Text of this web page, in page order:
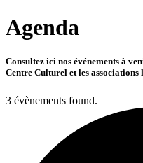
Agenda
Consultez ici nos événements à
Centre Culturel et les associations
3 évènements found.